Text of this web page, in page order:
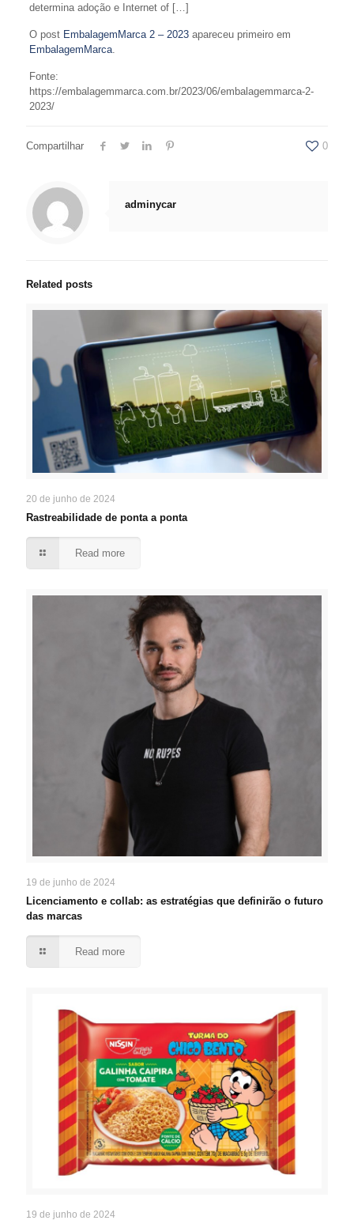
determina adoção e Internet of […]
O post EmbalagemMarca 2 – 2023apareceu primeiro em
EmbalagemMarca.
Fonte:
https://embalagemmarca.com.br/2023/06/embalagemmarca-2-
2023/
Compartilhar 0
adminycar
Related posts
20 de junho de 2024
Rastreabilidade de ponta a ponta
Read more
19 de junho de 2024
Licenciamento e collab: as estratégias que definirão o futuro
das marcas
Read more
19 de junho de 2024